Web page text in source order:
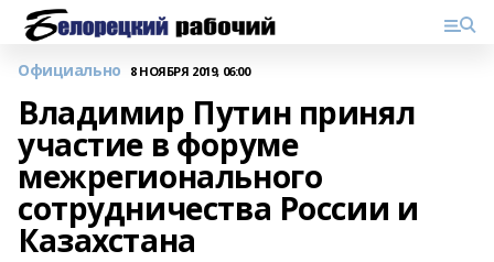
Официально 8 НОЯБРЯ 2019, 06:00
Владимир Путин принял
участие в форуме
межрегионального
сотрудничества России и
Казахстана